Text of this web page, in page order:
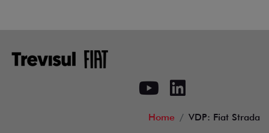
Home VDP: Fiat Strada